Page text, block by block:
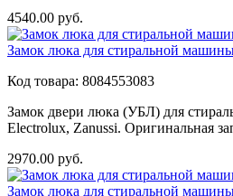
4540.00 руб.
Замок люка для стиральной
Код товара: 8084553083
Замок двери люка (УБЛ) для
Electrolux, Zanussi. Оригинальная
2970.00 руб.
Замок люка для стиральной